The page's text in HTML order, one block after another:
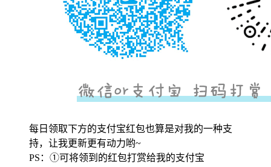
每日领取下方的支付宝红包也算是对我的一种支
持，让我更新更有动力哟~
PS：①可将领到的红包打赏给我的支付宝